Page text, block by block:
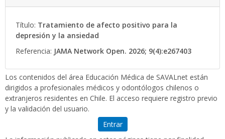
Título: Tratamiento de afecto positivo para la
depresión y la ansiedad
Referencia: JAMA Network Open. 2026; 9(4):e267403
Los contenidos del área Educación Médica de SAVALnet están
dirigidos a profesionales médicos y odontólogos chilenos o
extranjeros residentes en Chile. El acceso requiere registro previo
y la validación del usuario.
Entrar